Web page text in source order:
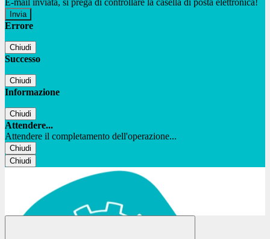
E-mail inviata, si prega di controllare la casella di posta elettronica!
Errore
Chiudi
Successo
Chiudi
Informazione
Chiudi
Attendere...
Attendere il completamento dell'operazione...
Chiudi
Chiudi